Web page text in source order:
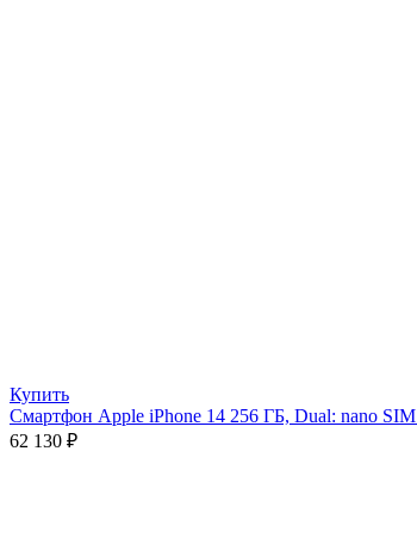
Купить
Смартфон Apple iPhone 14 256 ГБ, Dual: nano
62 130 ₽